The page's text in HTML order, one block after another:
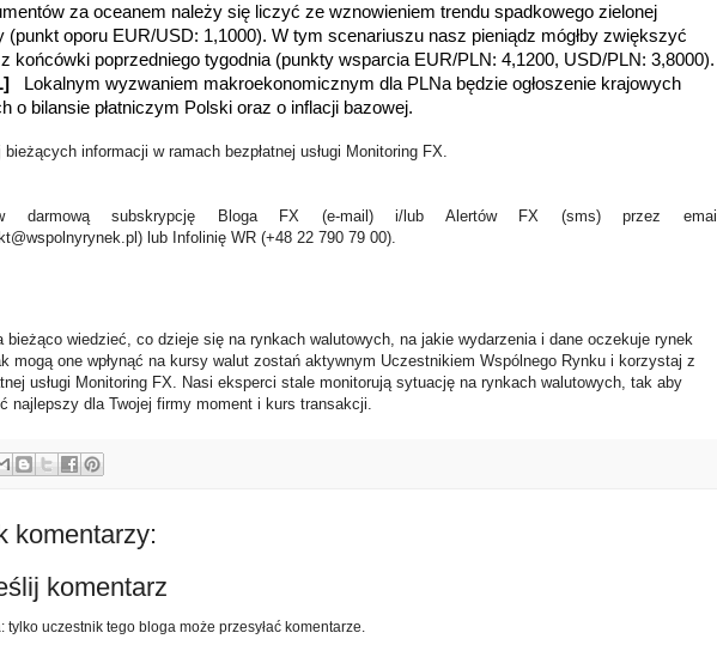
za oceanem należy się liczyć ze wznowieniem trendu spadkowego zielonej
(punkt oporu EUR/USD: 1,1000). W tym scenariuszu nasz pieniądz mógłby zwiększyć
końcówki poprzedniego tygodnia (punkty wsparcia EUR/PLN: 4,1200, USD/PLN: 3,8000).
Lokalnym wyzwaniem makroekonomicznym dla PLNa będzie ogłoszenie krajowych
o bilansie płatniczym Polski oraz o inflacji bazowej.
bieżących informacji w ramach bezpłatnej usługi Monitoring FX.
darmową subskrypcję Bloga FX (e-mail) i/lub Alertów FX (sms) przez email
lub Infolinię WR (+48 22 790 79 00).
bieżąco wiedzieć, co dzieje się na rynkach walutowych, na jakie wydarzenia i dane oczekuje rynek
mogą one wpłynąć na kursy walut zostań aktywnym Uczestnikiem Wspólnego Rynku i korzystaj z
usługi Monitoring FX. Nasi eksperci stale monitorują sytuację na rynkach walutowych, tak aby
najlepszy dla Twojej firmy moment i kurs transakcji.
komentarzy:
komentarz
tylko uczestnik tego bloga może przesyłać komentarze.